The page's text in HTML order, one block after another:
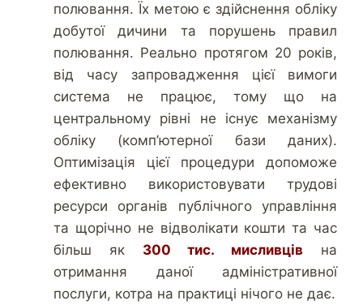
полювання. Їх метою є здійснення обліку
добутої дичини та порушень правил
полювання. Реально протягом 20 років,
від часу запровадження цієї вимоги
система не працює, тому що на
центральному рівні не існує механізму
обліку (комп’ютерної бази даних).
Оптимізація цієї процедури допоможе
ефективно використовувати трудові
ресурси органів публічного управління
та щорічно не відволікати кошти та час
більш як 300 тис. мисливців на
отримання даної адміністративної
послуги, котра на практиці нічого не дає.